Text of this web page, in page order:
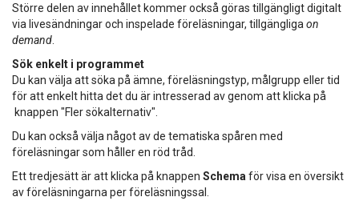
Större delen av innehållet kommer också göras tillgängligt digitalt
via livesändningar och inspelade föreläsningar, tillgängliga on
demand
Sök enkelt i programmet
Du kan välja att söka på ämne, föreläsningstyp, målgrupp eller tid
för att enkelt hitta det du är intresserad av genom att klicka på
knappen "Fler sökalternativ".
Du kan också välja något av de tematiska spåren med
föreläsningar som håller en röd tråd.
Ett tredjesätt är att klicka på knappen Schema för visa en översikt
av föreläsningarna per föreläsningssal.